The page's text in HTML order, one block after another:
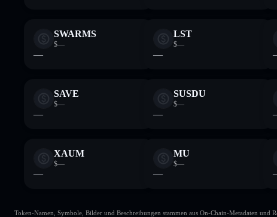
SWARMS
$—
—
LST
$—
—
SAVE
$—
—
SUSDU
$—
—
XAUM
$—
—
MU
$—
—
Token-Namen, Symbole, Bilder und Beschreibungen stammen aus On-Chain-Metadaten